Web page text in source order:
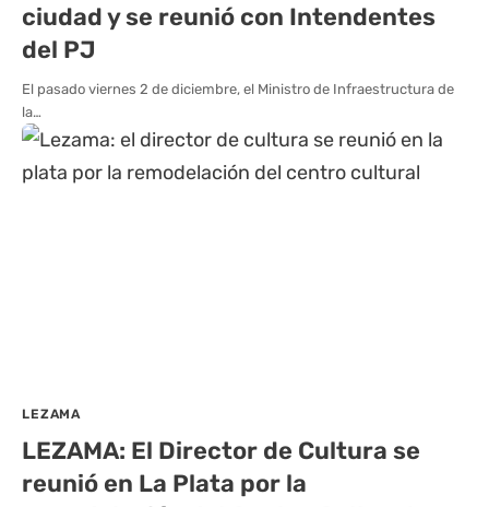
ciudad y se reunió con Intendentes
del PJ
El pasado viernes 2 de diciembre, el Ministro de Infraestructura de
la…
LEZAMA
LEZAMA: El Director de Cultura se
reunió en La Plata por la